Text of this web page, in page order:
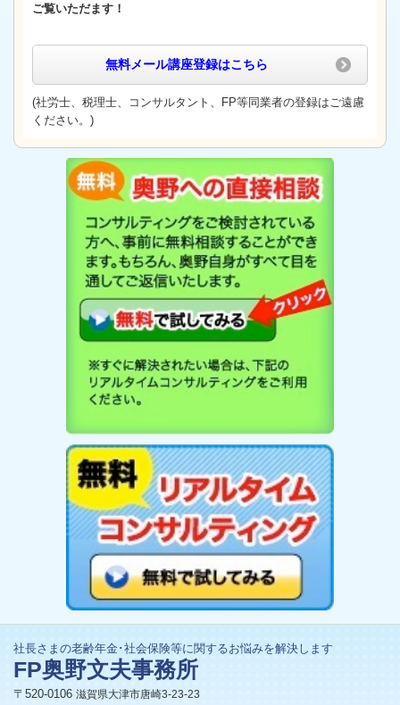
ご覧いただます！
無料メール講座登録はこちら
(社労士、税理士、コンサルタント、FP等同業者の登録はご遠慮
ください。)
社長さまの老齢年金･社会保険等に関するお悩みを解決します
FP奥野文夫事務所
〒520-0106 滋賀県大津市唐崎3-23-23